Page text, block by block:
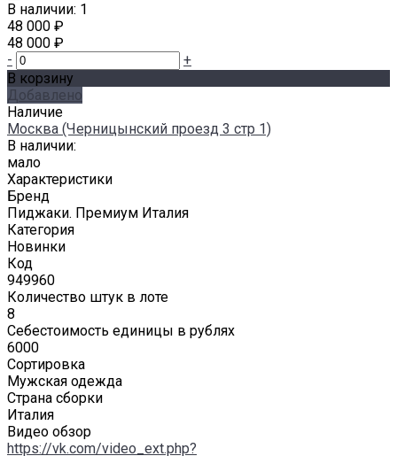
В наличии: 1
48 000 ₽
48 000 ₽
-
+
В корзину
Добавлено
Наличие
Москва (Черницынский проезд 3 стр 1)
В наличии:
мало
Характеристики
Бренд
Пиджаки. Премиум Италия
Категория
Новинки
Код
949960
Количество штук в лоте
8
Себестоимость единицы в рублях
6000
Сортировка
Мужская одежда
Страна сборки
Италия
Видео обзор
https://vk.com/video_ext.php?